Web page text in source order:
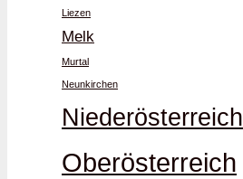
Liezen
Melk
Murtal
Neunkirchen
Niederösterreich
Oberösterreich